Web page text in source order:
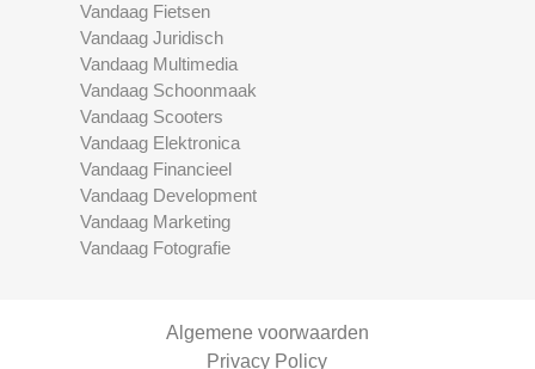
Vandaag Fietsen
Vandaag Juridisch
Vandaag Multimedia
Vandaag Schoonmaak
Vandaag Scooters
Vandaag Elektronica
Vandaag Financieel
Vandaag Development
Vandaag Marketing
Vandaag Fotografie
Algemene voorwaarden
Privacy Policy